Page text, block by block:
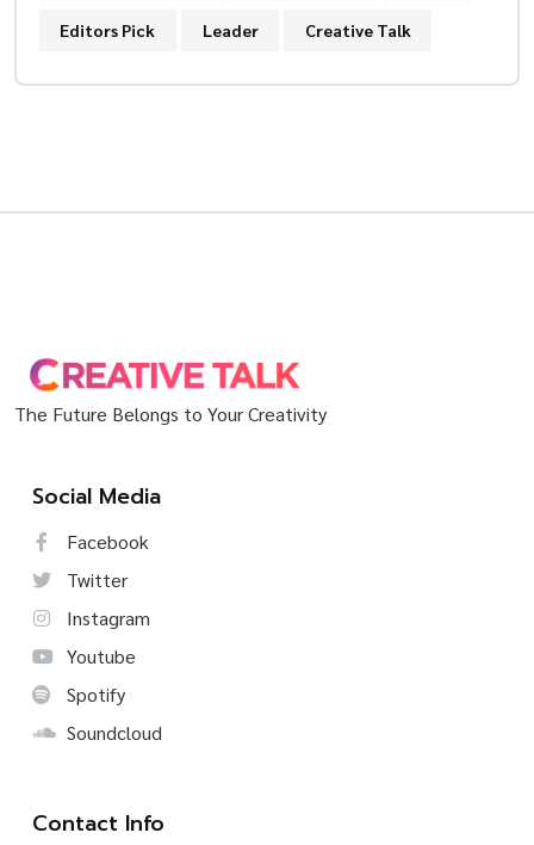
Editors Pick Leader Creative Talk
The Future Belongs to Your Creativity
Social Media
Facebook
Twitter
Instagram
Youtube
Spotify
Soundcloud
Contact Info